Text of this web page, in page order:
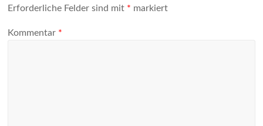
Erforderliche Felder sind mit * markiert
Kommentar *